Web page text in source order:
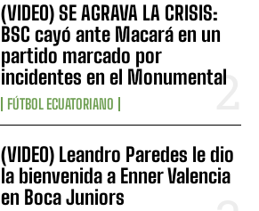
(VIDEO) SE AGRAVA LA CRISIS:
BSC cayó ante Macará en un
partido marcado por
incidentes en el Monumental
FÚTBOL ECUATORIANO
(VIDEO) Leandro Paredes le dio
la bienvenida a Enner Valencia
en Boca Juniors